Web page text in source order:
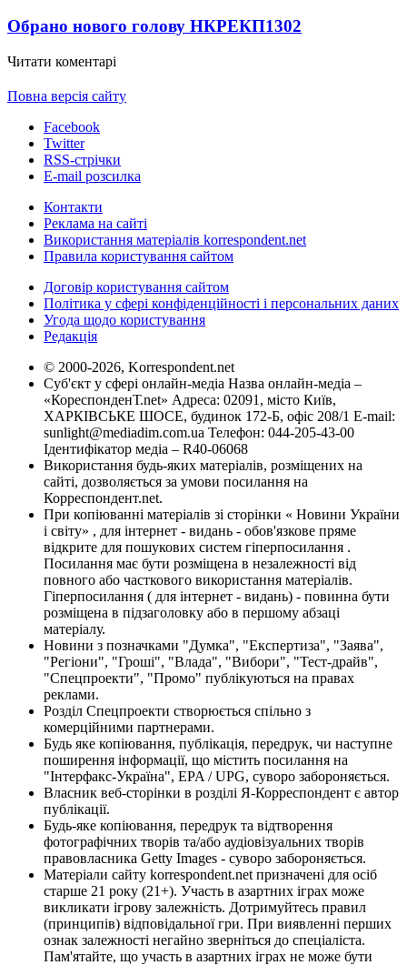
Обрано нового голову НКРЕКП1302
Читати коментарі
Повна версія сайту
Facebook
Twitter
RSS-стрічки
E-mail розсилка
Контакти
Реклама на сайті
Використання матеріалів korrespondent.net
Правила користування сайтом
Договір користування сайтом
Політика у сфері конфіденційності і персональних даних
Угода щодо користування
Редакція
© 2000-2026, Korrespondent.net
Суб'єкт у сфері онлайн-медіа Назва онлайн-медіа –
«КореспонденТ.net» Адреса: 02091, місто Київ,
ХАРКІВСЬКЕ ШОСЕ, будинок 172-Б, офіс 208/1 E-mail:
sunlight@mediadim.com.ua Телефон: 044-205-43-00
Ідентифікатор медіа – R40-06068
Використання будь-яких матеріалів, розміщених на
сайті, дозволяється за умови посилання на
Корреспондент.net.
При копіюванні матеріалів зі сторінки « Новини України
і світу» , для інтернет - видань - обов'язкове пряме
відкрите для пошукових систем гіперпосилання .
Посилання має бути розміщена в незалежності від
повного або часткового використання матеріалів.
Гіперпосилання ( для інтернет - видань) - повинна бути
розміщена в підзаголовку або в першому абзаці
матеріалу.
Новини з позначками "Думка", "Експертиза", "Заява",
"Регіони", "Гроші", "Влада", "Вибори", "Тест-драйв",
"Спецпроекти", "Промо" публікуються на правах
реклами.
Розділ Спецпроекти створюється спільно з
комерційними партнерами.
Будь яке копіювання, публікація, передрук, чи наступне
поширення інформації, що містить посилання на
"Інтерфакс-Україна", EPA / UPG, суворо забороняється.
Власник веб-сторінки в розділі Я-Корреспондент є автор
публікації.
Будь-яке копіювання, передрук та відтворення
фотографічних творів та/або аудіовізуальних творів
правовласника Getty Images - суворо забороняється.
Матеріали сайту korrespondent.net призначені для осіб
старше 21 року (21+). Участь в азартних іграх може
викликати ігрову залежність. Дотримуйтесь правил
(принципів) відповідальної гри. При виявленні перших
ознак залежності негайно зверніться до спеціаліста.
Пам'ятайте, що участь в азартних іграх не може бути